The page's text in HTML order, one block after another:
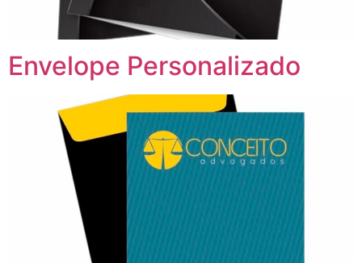
Envelope Personalizado